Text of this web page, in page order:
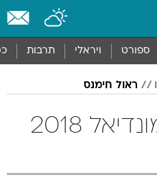
ספורט ויראלי תרבות
ראול חימנס
ראול חימנס במונדיאל 2018